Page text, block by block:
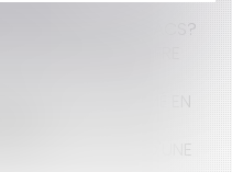
CONDITIONS DU PACS?
TRANSFORMÉ EN
DE VALIDITÉ D'UNE